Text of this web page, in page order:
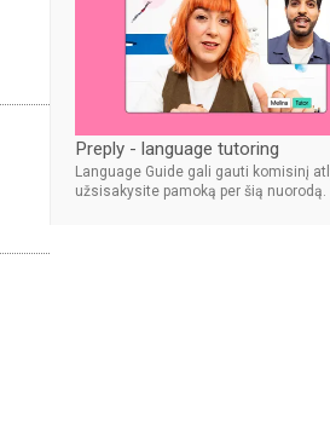
Preply - language tutoring
Language Guide gali gauti komisinį
užsisakysite pamoką per šią nuorodą.